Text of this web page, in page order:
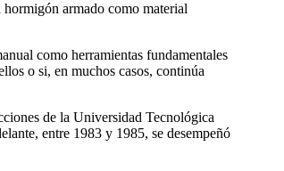
armado como material
como herramientas fundamentales
o si, en muchos casos, continúa
de la Universidad Tecnológica
entre 1983 y 1985, se desempeñó